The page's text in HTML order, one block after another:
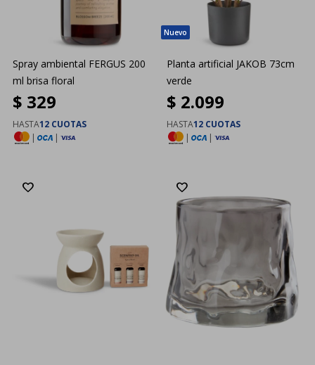
Spray ambiental FERGUS 200
ml brisa floral
$ 329
HASTA12 CUOTAS
|
|
Planta artificial JAKOB 73cm
verde
$ 2.099
HASTA12 CUOTAS
|
|